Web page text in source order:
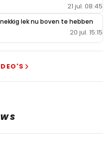
21 jul. 08:45
lek nu boven te hebben
20 jul. 15:15